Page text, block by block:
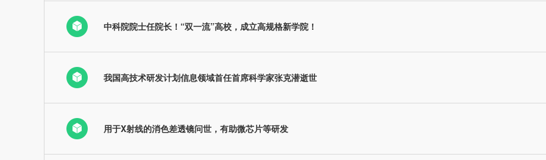
中科院院士任院长！“双一流”高校，成立高规格新学院！
我国高技术研发计划信息领域首任首席科学家张克潜逝世
用于X射线的消色差透镜问世，有助微芯片等研发